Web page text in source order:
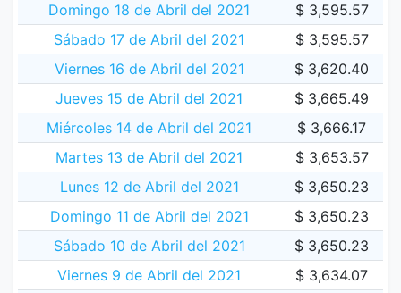
Domingo 18 de Abril del 2021
$ 3,595.57
Sábado 17 de Abril del 2021
$ 3,595.57
Viernes 16 de Abril del 2021
$ 3,620.40
Jueves 15 de Abril del 2021
$ 3,665.49
Miércoles 14 de Abril del 2021
$ 3,666.17
Martes 13 de Abril del 2021
$ 3,653.57
Lunes 12 de Abril del 2021
$ 3,650.23
Domingo 11 de Abril del 2021
$ 3,650.23
Sábado 10 de Abril del 2021
$ 3,650.23
Viernes 9 de Abril del 2021
$ 3,634.07